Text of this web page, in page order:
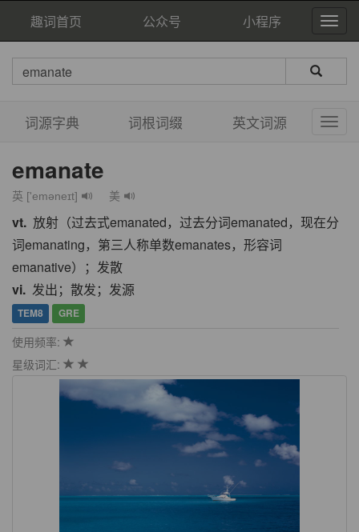
趣词首页 公众号 小程序
词源字典 词根词缀 英文词源
emanate
英 ['eməneɪt] 美
vt. 放射（过去式emanated，过去分词emanated，现在分
词emanating，第三人称单数emanates，形容词
emanative）；发散
vi. 发出；散发；发源
TEM8 GRE
使用频率:
星级词汇: